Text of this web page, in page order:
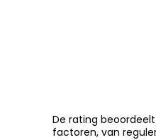
De rating
factoren, van